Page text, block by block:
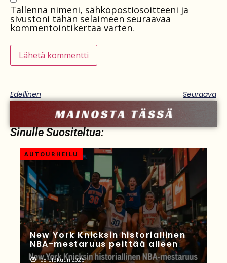
Tallenna nimeni, sähköpostiosoitteeni ja
sivustoni tähän selaimeen seuraavaa
kommentointikertaa varten.
Edellinen Seuraava
Sinulle Suositeltua:
AUTOURHEILU
New York Knicksin historiallinen
NBA-mestaruus peittää alleen
08 elokuun 2026